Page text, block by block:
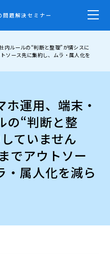
題解決セミナー
内ルールの“判断と整理”が情シスに
ソース先に集約し、ムラ・属人化を
運用、端末・
の“判断と整
ていません
でアウトソー
・属人化を減ら